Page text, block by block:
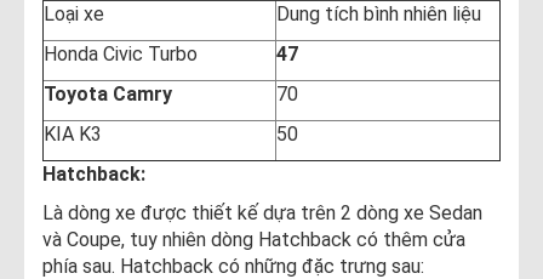
Loại xe
Dung tích bình nhiên liệu
Honda Civic Turbo
47
Toyota Camry
70
KIA K3
50
Hatchback:
Là dòng xe được thiết kế dựa trên 2 dòng xe Sedan
và Coupe, tuy nhiên dòng Hatchback có thêm cửa
phía sau. Hatchback có những đặc trưng sau: